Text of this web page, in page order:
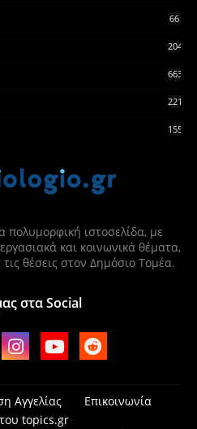
66
2044
663
2215
155
πολυμορφική ιστοσελίδα, με
και κοινωνικά θέματα,
τις θέσεις στον Δημόσιο Τομέα.
στα Social
Αγγελίας
Επικοινωνία
topics.gr